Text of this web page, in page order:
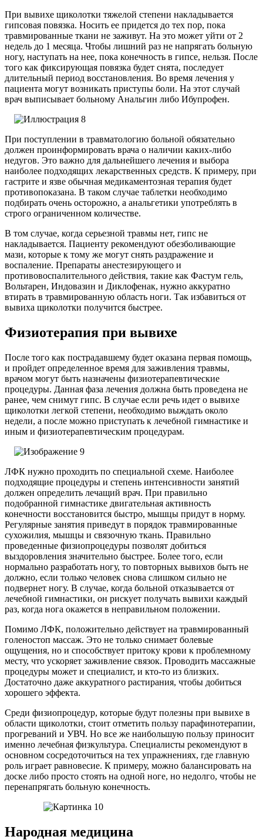
При вывихе щиколотки тяжелой степени накладывается
гипсовая повязка. Носить ее придется до тех пор, пока
травмированные ткани не заживут. На это может уйти от 2
недель до 1 месяца. Чтобы лишний раз не напрягать больную
ногу, наступать на нее, пока конечность в гипсе, нельзя. После
того как фиксирующая повязка будет снята, последует
длительный период восстановления. Во время лечения у
пациента могут возникать приступы боли. На этот случай
врач выписывает больному Анальгин либо Ибупрофен.
При поступлении в травматологию больной обязательно
должен проинформировать врача о наличии каких-либо
недугов. Это важно для дальнейшего лечения и выбора
наиболее подходящих лекарственных средств. К примеру, при
гастрите и язве обычная медикаментозная терапия будет
противопоказана. В таком случае таблетки необходимо
подбирать очень осторожно, а анальгетики употреблять в
строго ограниченном количестве.
В том случае, когда серьезной травмы нет, гипс не
накладывается. Пациенту рекомендуют обезболивающие
мази, которые к тому же могут снять раздражение и
воспаление. Препараты анестезирующего и
противовоспалительного действия, такие как Фастум гель,
Вольтарен, Индовазин и Диклофенак, нужно аккуратно
втирать в травмированную область ноги. Так избавиться от
вывиха щиколотки получится быстрее.
Физиотерапия при вывихе
После того как пострадавшему будет оказана первая помощь,
и пройдет определенное время для заживления травмы,
врачом могут быть назначены физиотерапевтические
процедуры. Данная фаза лечения должна быть проведена не
ранее, чем снимут гипс. В случае если речь идет о вывихе
щиколотки легкой степени, необходимо выждать около
недели, а после можно приступать к лечебной гимнастике и
иным и физиотерапевтическим процедурам.
ЛФК нужно проходить по специальной схеме. Наиболее
подходящие процедуры и степень интенсивности занятий
должен определить лечащий врач. При правильно
подобранной гимнастике двигательная активность
конечности восстановится быстро, мышцы придут в норму.
Регулярные занятия приведут в порядок травмированные
сухожилия, мышцы и связочную ткань. Правильно
проведенные физиопроцедуры позволят добиться
выздоровления значительно быстрее. Более того, если
нормально разработать ногу, то повторных вывихов быть не
должно, если только человек снова слишком сильно не
подвернет ногу. В случае, когда больной отказывается от
лечебной гимнастики, он рискует получать вывихи каждый
раз, когда нога окажется в неправильном положении.
Помимо ЛФК, положительно действует на травмированный
голеностоп массаж. Это не только снимает болевые
ощущения, но и способствует притоку крови к проблемному
месту, что ускоряет заживление связок. Проводить массажные
процедуры может и специалист, и кто-то из близких.
Достаточно даже аккуратного растирания, чтобы добиться
хорошего эффекта.
Среди физиопроцедур, которые будут полезны при вывихе в
области щиколотки, стоит отметить пользу парафинотерапии,
прогреваний и УВЧ. Но все же наибольшую пользу приносит
именно лечебная физкультура. Специалисты рекомендуют в
основном сосредоточиться на тех упражнениях, где главную
роль играет равновесие. К примеру, можно балансировать на
доске либо просто стоять на одной ноге, но недолго, чтобы не
перенапрягать больную конечность.
Народная медицина